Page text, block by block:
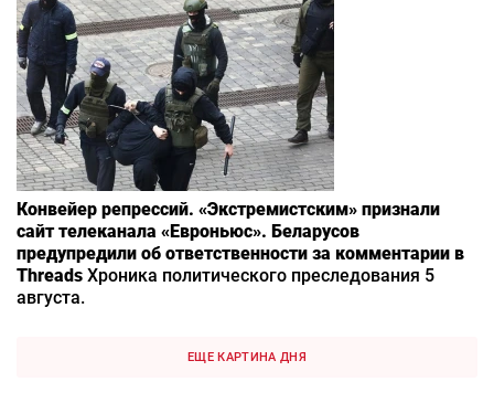
Конвейер репрессий. «Экстремистским» признали
сайт телеканала «Евроньюс». Беларусов
предупредили об ответственности за комментарии в
Threads Хроника политического преследования 5
августа.
ЕЩЕ КАРТИНА ДНЯ